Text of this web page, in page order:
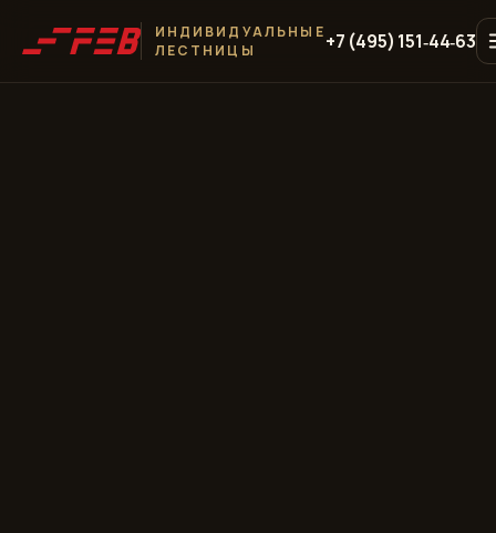
ИНДИВИДУАЛЬНЫЕ
ЛЕСТНИЦЫ
+7 (495) 151‑44‑63